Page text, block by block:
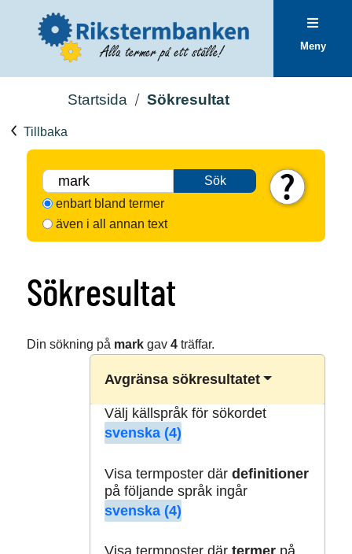
Meny
Startsida Sökresultat
Tillbaka
Sök
enbart bland termer
även i all annan text
Sökresultat
Din sökning på markgav 4träffar.
Avgränsa sökresultatet
Välj källspråk för sökordet
svenska (4)
Visa termposter där definitioner
på följande språk ingår
svenska (4)